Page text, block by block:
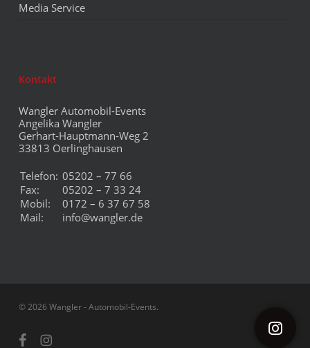
Media Service
Kontakt
Wangler Automobil-Events
Angelika Wangler
Gerhart-Hauptmann-Weg 2
33813 Oerlinghausen
Telefon: 05202 – 77 66
Fax:
05202 – 7 33 24
Mobil:
0172 – 6 37 67 58
Mail:
info@wangler.de
© 2026 Wangler - Automobil-Events.
facebookinstagram